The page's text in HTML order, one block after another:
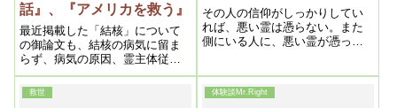
話』、『アメリカを救う』
最近掲載した「結核」について
の御論文も、結核の病気に留ま
らず、病気の原因、霊主体従、
浄霊の原理ナドナド、簡潔に大
変わかりやすく解説してくださ
っている
その人の信仰がしっかりしてい
れば、悪い霊は憑らない。また
側にいる人に、悪い霊が憑っ
そこで、悪い霊が憑っていい加
救世 体験談Mr.Right